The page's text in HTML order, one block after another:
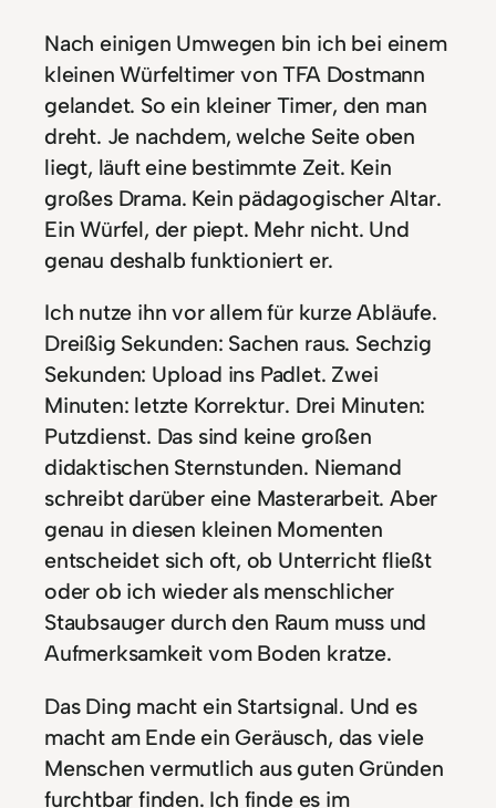
Nach einigen Umwegen bin ich bei einem
kleinen Würfeltimer von TFA Dostmann
gelandet. So ein kleiner Timer, den man
dreht. Je nachdem, welche Seite oben
liegt, läuft eine bestimmte Zeit. Kein
großes Drama. Kein pädagogischer Altar.
Ein Würfel, der piept. Mehr nicht. Und
genau deshalb funktioniert er.
Ich nutze ihn vor allem für kurze Abläufe.
Dreißig Sekunden: Sachen raus. Sechzig
Sekunden: Upload ins Padlet. Zwei
Minuten: letzte Korrektur. Drei Minuten:
Putzdienst. Das sind keine großen
didaktischen Sternstunden. Niemand
schreibt darüber eine Masterarbeit. Aber
genau in diesen kleinen Momenten
entscheidet sich oft, ob Unterricht fließt
oder ob ich wieder als menschlicher
Staubsauger durch den Raum muss und
Aufmerksamkeit vom Boden kratze.
Das Ding macht ein Startsignal. Und es
macht am Ende ein Geräusch, das viele
Menschen vermutlich aus guten Gründen
furchtbar finden. Ich finde es im